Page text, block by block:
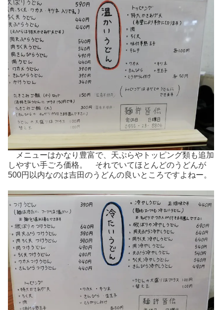
メニューはかなり豊富で、天ぷらやトッピング類も追加
しやすい手ごろ価格。 それでいてほとんどのうどんが
500円以内なのは吉田のうどんの良いところですよねー。